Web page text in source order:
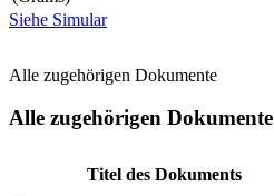
Siehe Simular
Alle zugehörigen Dokumente
Alle zugehörigen Dokumente
Titel des Dokuments